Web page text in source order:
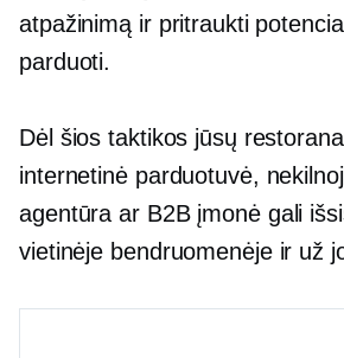
atpažinimą ir pritraukti
parduoti.
Dėl šios taktikos jūsų
internetinė parduotuvė,
agentūra ar B2B įmonė gali
vietinėje bendruomenėje ir už